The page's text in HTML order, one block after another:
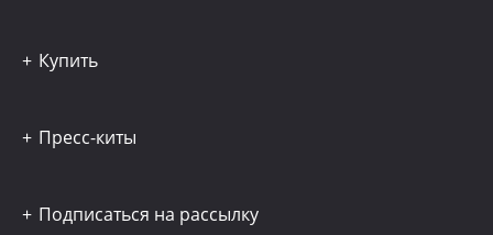
Купить
Пресс-киты
Подписаться на рассылку